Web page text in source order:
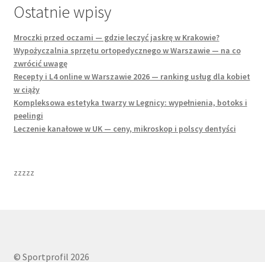
Ostatnie wpisy
Mroczki przed oczami — gdzie leczyć jaskrę w Krakowie?
Wypożyczalnia sprzętu ortopedycznego w Warszawie — na co
zwrócić uwagę
Recepty i L4 online w Warszawie 2026 — ranking usług dla kobiet
w ciąży
Kompleksowa estetyka twarzy w Legnicy: wypełnienia, botoks i
peelingi
Leczenie kanałowe w UK — ceny, mikroskop i polscy dentyści
zzzzz
© Sportprofil 2026